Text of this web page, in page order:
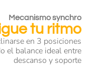
Mecanismo synchro
tu ritmo
en 3 posiciones
el balance ideal entre
descanso y soporte